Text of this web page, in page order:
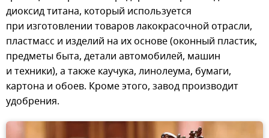
диоксид титана, который используется
при изготовлении товаров лакокрасочной отрасли,
пластмасс и изделий на их основе (оконный пластик,
предметы быта, детали автомобилей, машин
и техники), а также каучука, линолеума, бумаги,
картона и обоев. Кроме этого, завод производит
удобрения.